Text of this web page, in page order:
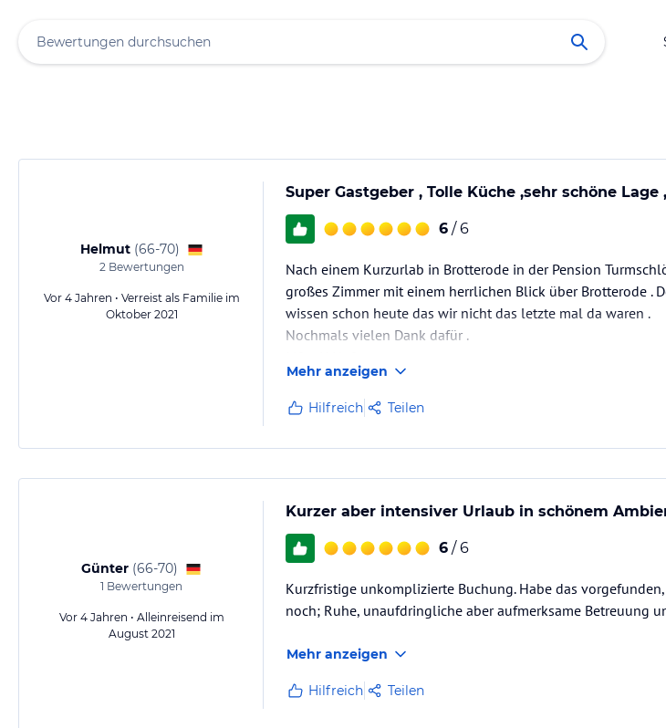
Helmut (66-70)
2Bewertungen
Vor 4 Jahren • Verreist als Familie im
Oktober 2021
Super Gastgeber , Tolle Küche ,sehr schöne Lage ,
6 / 6
Nach einem Kurzurlab in Brotterode in der Pension
großes Zimmer mit einem herrlichen Blick über Brotterode .
wissen schon heute das wir nicht das letzte mal da waren .
Nochmals vielen Dank dafür .
Wir kommen gern wieder !!!
Mehr anzeigen
Hilfreich Teilen
Günter (66-70)
1 Bewertungen
Vor 4 Jahren • Alleinreisend im
August 2021
Kurzer aber intensiver Urlaub in schönem
6 / 6
Kurzfristige unkomplizierte Buchung. Habe das
noch; Ruhe, unaufdringliche aber aufmerksame Betreuung
Mehr anzeigen
Hilfreich Teilen